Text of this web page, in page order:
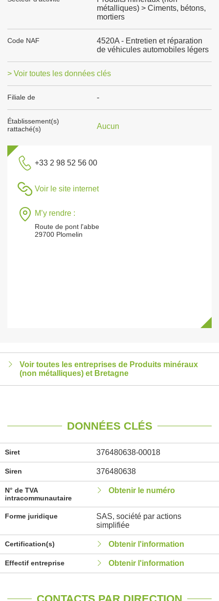
métalliques) > Ciments, bétons,
mortiers
Code NAF
4520A - Entretien et réparation
de véhicules automobiles légers
> Voir toutes les données clés
Filiale de -
Établissement(s)
rattaché(s)
Aucun
+33 2 98 52 56 00
Voir le site internet
M’y rendre :
Route de pont l'abbe
29700 Plomelin
Voir toutes les entreprises de Produits minéraux
(non métalliques) et Bretagne
DONNÉES CLÉS
Siret 376480638-00018
Siren 376480638
N° de TVA
intracommunautaire
Obtenir le numéro
Forme juridique
SAS, société par actions
simplifiée
Certification(s) Obtenir l'information
Effectif entreprise Obtenir l'information